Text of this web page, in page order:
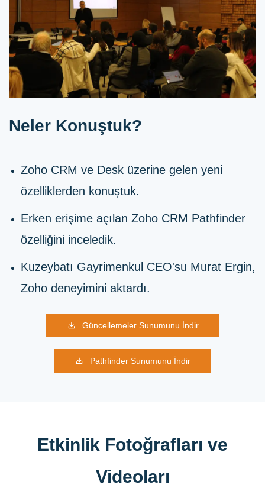
Neler Konuştuk?
Zoho CRM ve Desk üzerine gelen yeni
özelliklerden konuştuk.
Erken erişime açılan Zoho CRM Pathfinder
özelliğini inceledik.
Kuzeybatı Gayrimenkul CEO'su Murat Ergin,
Zoho deneyimini aktardı.
Güncellemeler Sunumunu İndir
Pathfinder Sunumunu İndir
Etkinlik Fotoğrafları ve
Videoları